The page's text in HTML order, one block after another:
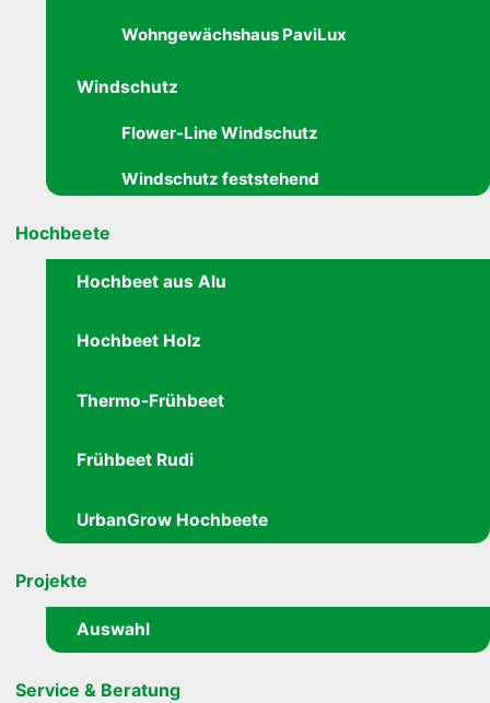
Wohngewächshaus PaviLux
Windschutz
Flower-Line Windschutz
Windschutz feststehend
Hochbeete
Hochbeet aus Alu
Hochbeet Holz
Thermo-Frühbeet
Frühbeet Rudi
UrbanGrow Hochbeete
Projekte
Auswahl
Service & Beratung